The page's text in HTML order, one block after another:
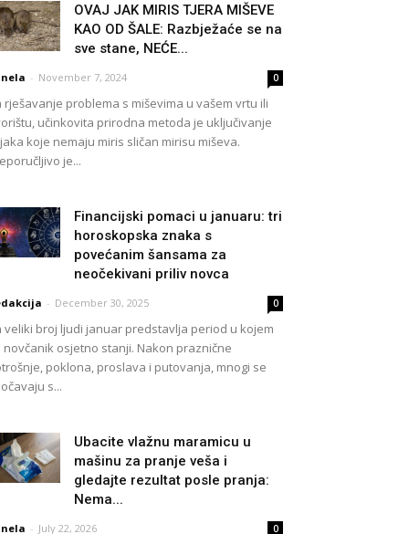
OVAJ JAK MIRIS TJERA MIŠEVE
KAO OD ŠALE: Razbježaće se na
sve stane, NEĆE...
- November 7, 2024 0
rješavanje problema s miševima u vašem vrtu ili
učinkovita prirodna metoda je uključivanje
koje nemaju miris sličan mirisu miševa.
je...
Financijski pomaci u januaru: tri
horoskopska znaka s
povećanim šansama za
neočekivani priliv novca
- December 30, 2025 0
veliki broj ljudi januar predstavlja period u kojem
novčanik osjetno stanji. Nakon praznične
poklona, proslava i putovanja, mnogi se
s...
Ubacite vlažnu maramicu u
mašinu za pranje veša i
gledajte rezultat posle pranja:
Nema...
- July 22, 2026 0